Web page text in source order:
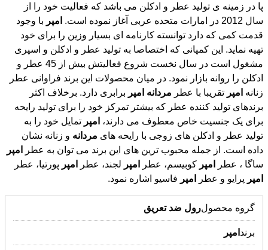
سال 2012 در امارات متحده عربی آغاز نموده است. امپر با وجود
قدمت کمی که دارد توانسته کارنامه ای بسیار وزین را برای خود
تهیه نماید. این کمپانی که اختصاصا به تولید عطر و ادکلن و اسپری
مشغول است در سال نخست شروع فعالیتش بیش از 45 عطر و
ادکلن را روانه بازار نمود. در میان محصولات این برند فراوانی عطر
زنانه امپر تقریبا با عطر مردانه امپر برابری دارد. برخلاف اکثر
برندهای تولید کننده عطر که بیشتر تمرکز خود را برای تولید رایحه
برای یک جنسیت خاص معطوف می دارند، امپر تمایل خود را به
تولید عطر و ادکلن های زوجی با رایحه های مردانه و زنانه نشان
داده است. از جمله محبوب ترین های این برند می توان به عطر
امپر
ساگا ، عطر
امپر کوبیسم، عطر امپر لجند، عطر امپر پورتیا، عطر
امپر پرایو و عطر امپر فاسیو اشاره نمود.
گروه محصولرول ضد تعریق
برند امپر